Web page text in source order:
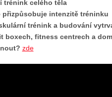
trénink celého těla
intenzitě tréninku
trénink a budování
boxech, fitness centrech a
zde